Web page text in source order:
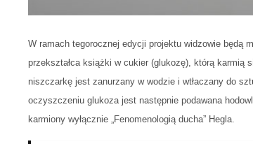
W ramach tegorocznej edycji projektu widzowie będą
przekształca książki w cukier (glukozę), którą karmią
niszczarkę jest zanurzany w wodzie i wtłaczany do
oczyszczeniu glukoza jest następnie podawana
karmiony wyłącznie „Fenomenologią ducha” Hegla.